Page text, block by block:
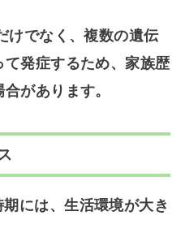
けでなく、複数の遺伝
発症するため、家族歴
があります。
には、生活環境が大き